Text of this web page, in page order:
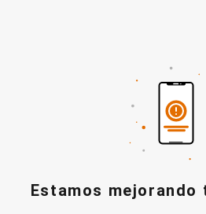
Estamos mejorando